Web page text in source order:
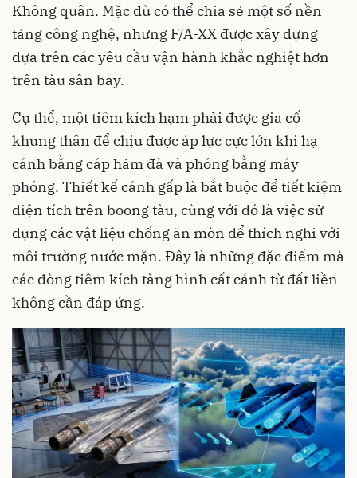
Không quân. Mặc dù có thể chia sẻ một số nền
tảng công nghệ, nhưng F/A-XX được xây dựng
dựa trên các yêu cầu vận hành khắc nghiệt hơn
trên tàu sân bay.
Cụ thể, một tiêm kích hạm phải được gia cố
khung thân để chịu được áp lực cực lớn khi hạ
cánh bằng cáp hãm đà và phóng bằng máy
phóng. Thiết kế cánh gấp là bắt buộc để tiết kiệm
diện tích trên boong tàu, cùng với đó là việc sử
dụng các vật liệu chống ăn mòn để thích nghi với
môi trường nước mặn. Đây là những đặc điểm mà
các dòng tiêm kích tàng hình cất cánh từ đất liền
không cần đáp ứng.